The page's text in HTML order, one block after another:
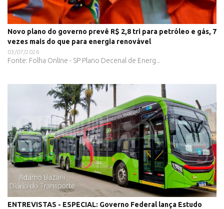
Novo plano do governo prevê R$ 2,8 tri para petróleo e gás, 7
vezes mais do que para energia renovável
03/07/2026
Fonte: Folha Online - SP Plano Decenal de Energ...
ENTREVISTAS - ESPECIAL: Governo Federal lança Estudo